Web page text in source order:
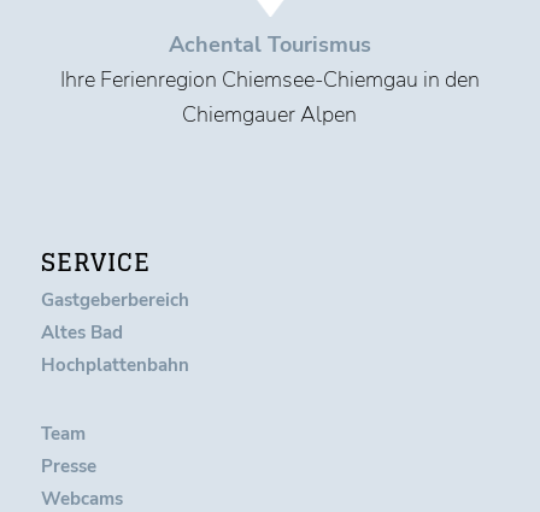
Achental Tourismus
Ihre Ferienregion Chiemsee-Chiemgau in den
Chiemgauer Alpen
SERVICE
Gastgeberbereich
Altes Bad
Hochplattenbahn
Team
Presse
Webcams